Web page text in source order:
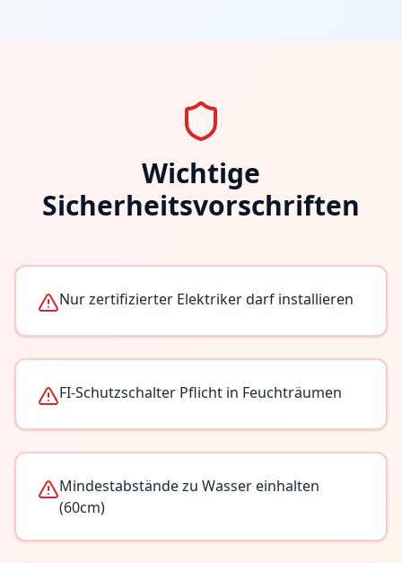
Wichtige
Sicherheitsvorschriften
Nur zertifizierter Elektriker darf installieren
FI-Schutzschalter Pflicht in Feuchträumen
Mindestabstände zu Wasser einhalten
(60cm)